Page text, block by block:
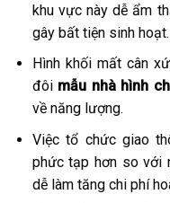
khu vực này dễ ẩm
gây bất tiện sinh hoạt.
Hình khối mất cân
đôi mẫu nhà hình
về năng lượng.
Việc tổ chức giao
phức tạp hơn so với
dễ làm tăng chi phí